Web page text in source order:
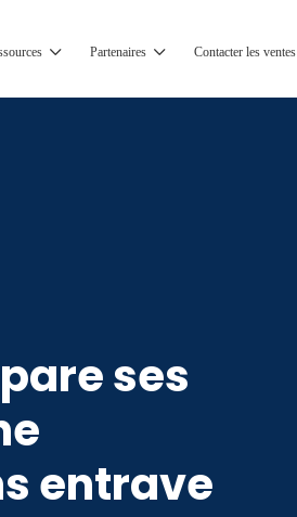
Partenaires Contacter les ventes
ses
entrave